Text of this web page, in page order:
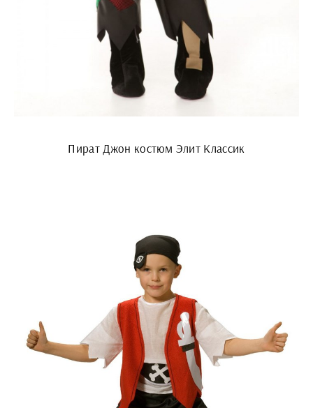
Пират Джон костюм Элит Классик